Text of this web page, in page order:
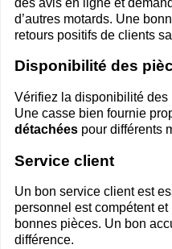
d’autres motards. Une
retours positifs de clients
Disponibilité des
Vérifiez la disponibilité des
Une casse bien fournie
détachées pour différents
Service client
Un bon service client est
personnel est compétent
bonnes pièces. Un bon
différence.